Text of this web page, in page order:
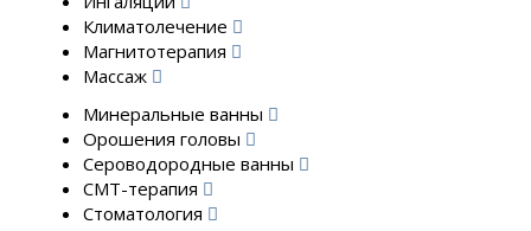
Климатолечение
Магнитотерапия
Массаж
Минеральные ванны
Орошения головы
Сероводородные ванны
СМТ-терапия
Стоматология